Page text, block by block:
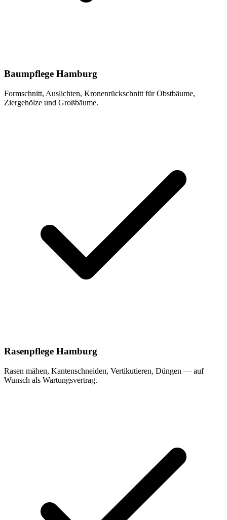
Baumpflege Hamburg
Formschnitt, Auslichten, Kronenrückschnitt für Obstbäume,
Ziergehölze und Großbäume.
Rasenpflege Hamburg
Rasen mähen, Kantenschneiden, Vertikutieren, Düngen — auf
Wunsch als Wartungsvertrag.